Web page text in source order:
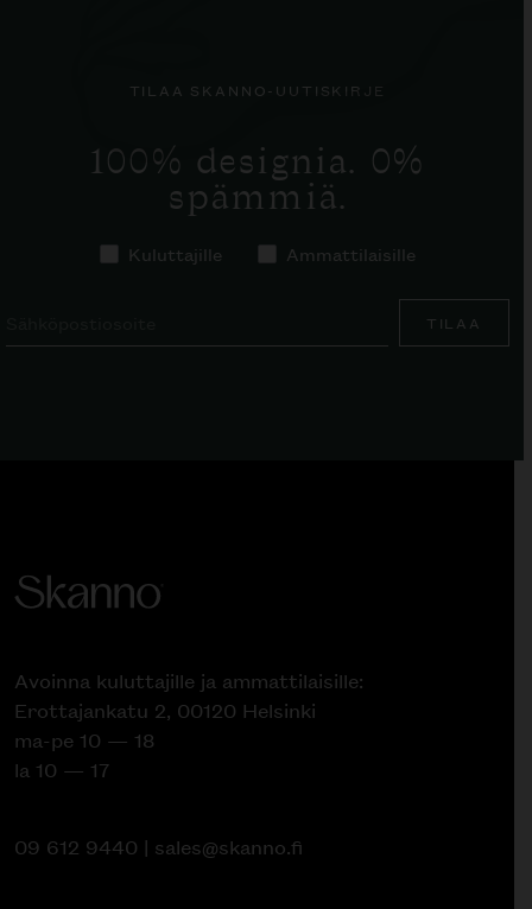
TILAA SKANNO-UUTISKIRJE
100% designia. 0%
spämmiä.
Kuluttajille Ammattilaisille
TILAA
Avoinna kuluttajille ja ammattilaisille:
Erottajankatu 2, 00120 Helsinki
ma-pe 10 — 18
la 10 — 17
09 612 9440 | sales@skanno.fi